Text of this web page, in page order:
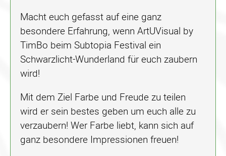
Macht euch gefasst auf eine ganz
besondere Erfahrung, wenn ArtUVisual by
TimBo beim Subtopia Festival ein
Schwarzlicht-Wunderland für euch zaubern
wird!
Mit dem Ziel Farbe und Freude zu teilen
wird er sein bestes geben um euch alle zu
verzaubern! Wer Farbe liebt, kann sich auf
ganz besondere Impressionen freuen!